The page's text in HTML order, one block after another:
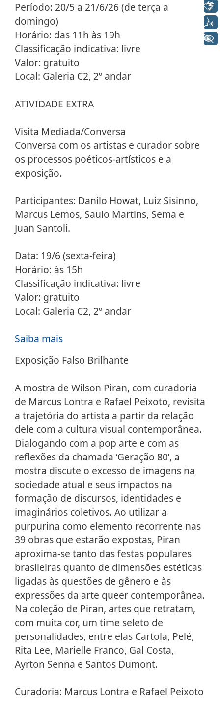
Período: 20/5 a 21/6/26 (de terça a
domingo)
Horário: das 11h às 19h
Classificação indicativa: livre
Valor: gratuito
Local: Galeria C2, 2º andar
ATIVIDADE EXTRA
Visita Mediada/Conversa
Conversa com os artistas e curador sobre
os processos poéticos-artísticos e a
exposição.
Participantes: Danilo Howat, Luiz Sisinno,
Marcus Lemos, Saulo Martins, Sema e
Juan Santoli.
Data: 19/6 (sexta-feira)
Horário: às 15h
Classificação indicativa: livre
Valor: gratuito
Local: Galeria C2, 2º andar
Saiba mais
Exposição Falso Brilhante
A mostra de Wilson Piran, com curadoria
de Marcus Lontra e Rafael Peixoto, revisita
a trajetória do artista a partir da relação
dele com a cultura visual contemporânea.
Dialogando com a pop arte e com as
reflexões da chamada ‘Geração 80’, a
mostra discute o excesso de imagens na
sociedade atual e seus impactos na
formação de discursos, identidades e
imaginários coletivos. Ao utilizar a
purpurina como elemento recorrente nas
39 obras que estarão expostas, Piran
aproxima-se tanto das festas populares
brasileiras quanto de dimensões estéticas
ligadas às questões de gênero e às
expressões da arte queer contemporânea.
Na coleção de Piran, artes que retratam,
com muita cor, um time seleto de
personalidades, entre elas Cartola, Pelé,
Rita Lee, Marielle Franco, Gal Costa,
Ayrton Senna e Santos Dumont.
Curadoria: Marcus Lontra e Rafael Peixoto
Libras